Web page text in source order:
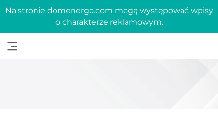
Na stronie domenergo.com mogą występować wpisy
o charakterze reklamowym.